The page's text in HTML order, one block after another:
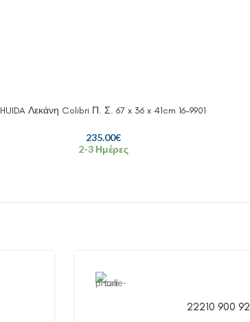
HUIDA Λεκάνη Colibri Π. Σ. 67 x 36 x 41cm 16-9901
235.00€
2-3 Ημέρες
22210 900 92